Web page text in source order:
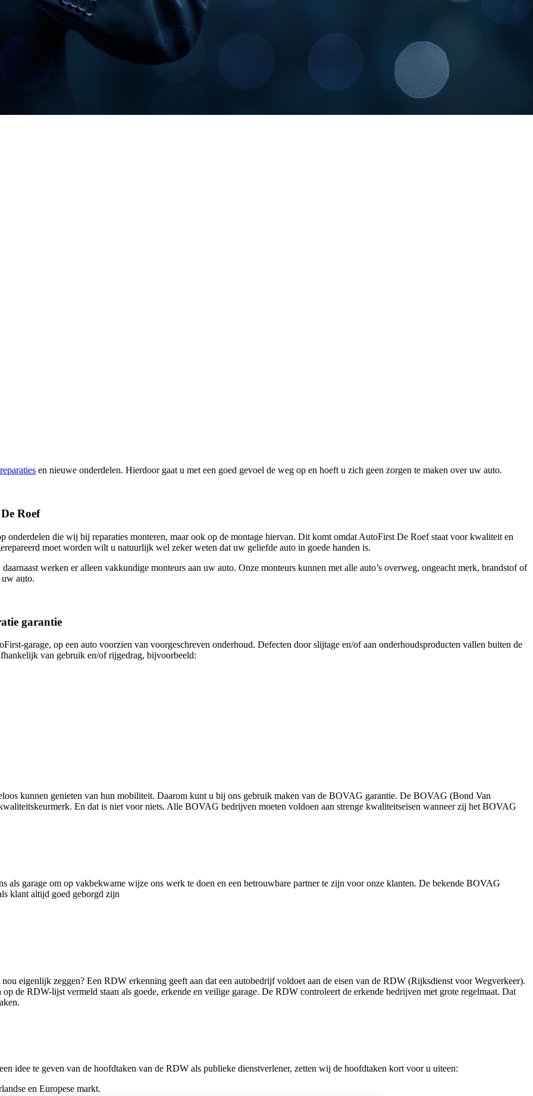
reparaties en nieuwe onderdelen. Hierdoor gaat u met een goed gevoel de weg op en hoeft u zich geen zorgen te maken over uw auto.
Roef
onderdelen die wij bij reparaties monteren, maar ook op de montage hiervan. Dit komt omdat AutoFirst De Roef staat voor kwaliteit en
moet worden wilt u natuurlijk wel zeker weten dat uw geliefde auto in goede handen is.
werken er alleen vakkundige monteurs aan uw auto. Onze monteurs kunnen met alle auto’s overweg, ongeacht merk, brandstof of
auto.
garantie
garage, op een auto voorzien van voorgeschreven onderhoud. Defecten door slijtage en/of aan onderhoudsproducten vallen buiten de
van gebruik en/of rijgedrag, bijvoorbeeld:
kunnen genieten van hun mobiliteit. Daarom kunt u bij ons gebruik maken van de BOVAG garantie. De BOVAG (Bond Van
En dat is niet voor niets. Alle BOVAG bedrijven moeten voldoen aan strenge kwaliteitseisen wanneer zij het BOVAG
garage om op vakbekwame wijze ons werk te doen en een betrouwbare partner te zijn voor onze klanten. De bekende BOVAG
klant altijd goed geborgd zijn
eigenlijk zeggen? Een RDW erkenning geeft aan dat een autobedrijf voldoet aan de eisen van de RDW (Rijksdienst voor Wegverkeer).
de RDW-lijst vermeld staan als goede, erkende en veilige garage. De RDW controleert de erkende bedrijven met grote regelmaat. Dat
idee te geven van de hoofdtaken van de RDW als publieke dienstverlener, zetten wij de hoofdtaken kort voor u uiteen:
en Europese markt.